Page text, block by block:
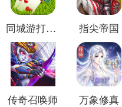
同城游打大尖 指尖帝国
传奇召唤师 万象修真